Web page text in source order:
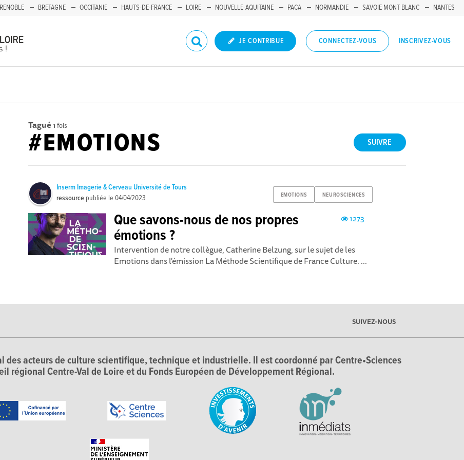
BRETAGNE OCCITANIE HAUTS-DE-FRANCE LOIRE NOUVELLE-AQUITAINE PACA NORMANDIE SAVOIE MONT BLANC
NANTES
JE CONTRIBUE CONNECTEZ-VOUS INSCRIVEZ-VOUS
Tagué 1 fois
SUIVRE
#EMOTIONS
EMOTIONS NEUROSCIENCES
Inserm Imagerie & Cerveau Université de Tours
ressource publiée le04/04/2023
1273
Que savons-nous de nos propres
émotions ?
Intervention de notre collègue, Catherine Belzung, sur le sujet de les
Emotions dans l'émission La Méthode Scientifique de France Culture. ...
SUIVEZ-NOUS
des acteurs de culture scientifique, technique et industrielle. Il est coordonné par Centre•Sciences
régional Centre-Val de Loire et du Fonds Européen de Développement Régional.